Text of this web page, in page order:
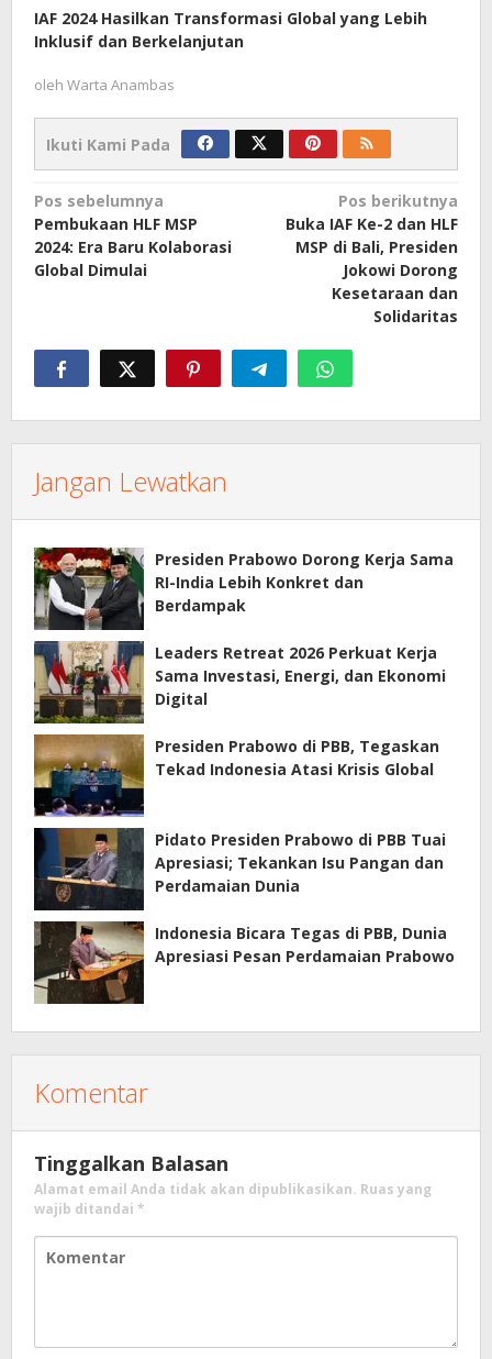
IAF 2024 Hasilkan Transformasi Global yang Lebih
Inklusif dan Berkelanjutan
oleh Warta Anambas
Ikuti Kami Pada
Navigasi
pos
Pos sebelumnya
Pembukaan HLF MSP
2024: Era Baru Kolaborasi
Global Dimulai
Pos berikutnya
Buka IAF Ke-2 dan HLF
MSP di Bali, Presiden
Jokowi Dorong
Kesetaraan dan
Solidaritas
Jangan Lewatkan
Presiden Prabowo Dorong Kerja Sama
RI-India Lebih Konkret dan
Berdampak
Leaders Retreat 2026 Perkuat Kerja
Sama Investasi, Energi, dan Ekonomi
Digital
Presiden Prabowo di PBB, Tegaskan
Tekad Indonesia Atasi Krisis Global
Pidato Presiden Prabowo di PBB Tuai
Apresiasi; Tekankan Isu Pangan dan
Perdamaian Dunia
Indonesia Bicara Tegas di PBB, Dunia
Apresiasi Pesan Perdamaian Prabowo
Komentar
Tinggalkan Balasan
Alamat email Anda tidak akan dipublikasikan. Ruas yang
wajib ditandai *